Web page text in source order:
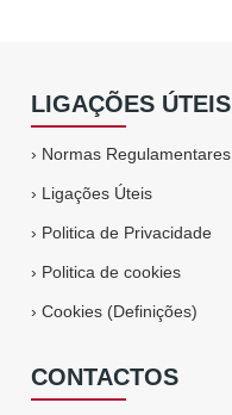
LIGAÇÕES ÚTEIS
› Normas Regulamentares
› Ligações Úteis
› Politica de Privacidade
› Politica de cookies
›Cookies (Definições)
CONTACTOS